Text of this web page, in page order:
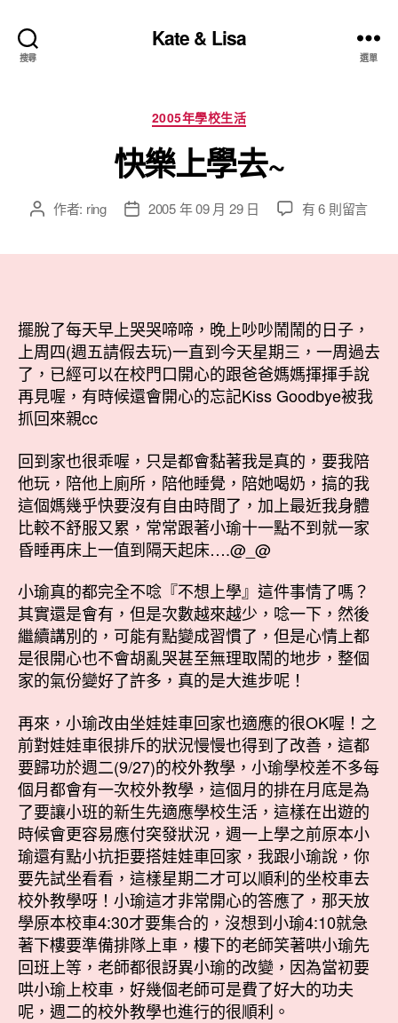
搜尋
Kate & Lisa
選單
分
類
2005年學校生活
快樂上學去~
文 作者: ring
文 2005 年 09 月 29 日
在
~〉
中
有 6 則留言
擺脫了每天早上哭哭啼啼，晚上吵吵鬧鬧的日子，
上周四(週五請假去玩)一直到今天星期三，一周過去
了，已經可以在校門口開心的跟爸爸媽媽揮揮手說
再見喔，有時候還會開心的忘記Kiss Goodbye被我
抓回來親cc
回到家也很乖喔，只是都會黏著我是真的，要我陪
他玩，陪他上廁所，陪他睡覺，陪她喝奶，搞的我
這個媽幾乎快要沒有自由時間了，加上最近我身體
比較不舒服又累，常常跟著小瑜十一點不到就一家
昏睡再床上一值到隔天起床….@_@
小瑜真的都完全不唸『不想上學』這件事情了嗎？
其實還是會有，但是次數越來越少，唸一下，然後
繼續講別的，可能有點變成習慣了，但是心情上都
是很開心也不會胡亂哭甚至無理取鬧的地步，整個
家的氣份變好了許多，真的是大進步呢！
再來，小瑜改由坐娃娃車回家也適應的很OK喔！之
前對娃娃車很排斥的狀況慢慢也得到了改善，這都
要歸功於週二(9/27)的校外教學，小瑜學校差不多每
個月都會有一次校外教學，這個月的排在月底是為
了要讓小班的新生先適應學校生活，這樣在出遊的
時候會更容易應付突發狀況，週一上學之前原本小
瑜還有點小抗拒要搭娃娃車回家，我跟小瑜說，你
要先試坐看看，這樣星期二才可以順利的坐校車去
校外教學呀！小瑜這才非常開心的答應了，那天放
學原本校車4:30才要集合的，沒想到小瑜4:10就急
著下樓要準備排隊上車，樓下的老師笑著哄小瑜先
回班上等，老師都很訝異小瑜的改變，因為當初要
哄小瑜上校車，好幾個老師可是費了好大的功夫
呢，週二的校外教學也進行的很順利。